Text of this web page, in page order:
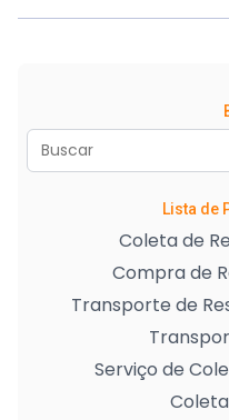
Lista de
Coleta de
Compra de
Transporte de
Serviço de